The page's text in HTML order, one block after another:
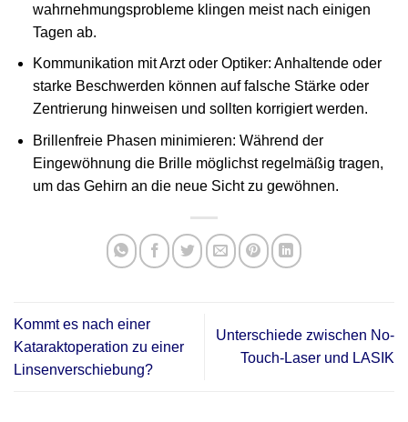
wahrnehmungsprobleme klingen meist nach einigen
Tagen ab.
Kommunikation mit Arzt oder Optiker: Anhaltende oder
starke Beschwerden können auf falsche Stärke oder
Zentrierung hinweisen und sollten korrigiert werden.
Brillenfreie Phasen minimieren: Während der
Eingewöhnung die Brille möglichst regelmäßig tragen,
um das Gehirn an die neue Sicht zu gewöhnen.
Kommt es nach einer
Kataraktoperation zu einer
Linsenverschiebung?
Unterschiede zwischen No-
Touch-Laser und LASIK